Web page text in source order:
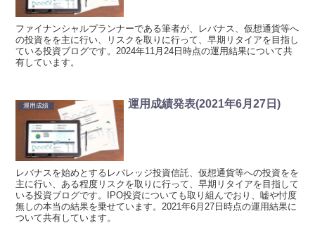
ファイナンシャルプランナーである筆者が、レバナス、仮想通貨等へ
の投資をを主に行い、リスクを取りに行って、早期リタイアを目指し
ている投資ブログです。2024年11月24日時点の運用結果について共
有しています。
運用成績 運用成績発表(2021年6月27日)
レバナスを始めとするレバレッジ投資信託、仮想通貨等への投資をを
主に行い、ある程度リスクを取りに行って、早期リタイアを目指して
いる投資ブログです。IPO投資についても取り組んでおり、嘘や忖度
無しの本当の結果を乗せています。2021年6月27日時点の運用結果に
ついて共有しています。